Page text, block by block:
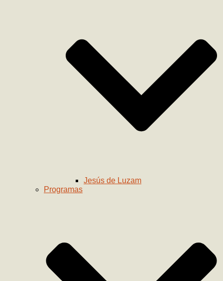
Jesús de Luzam
Programas